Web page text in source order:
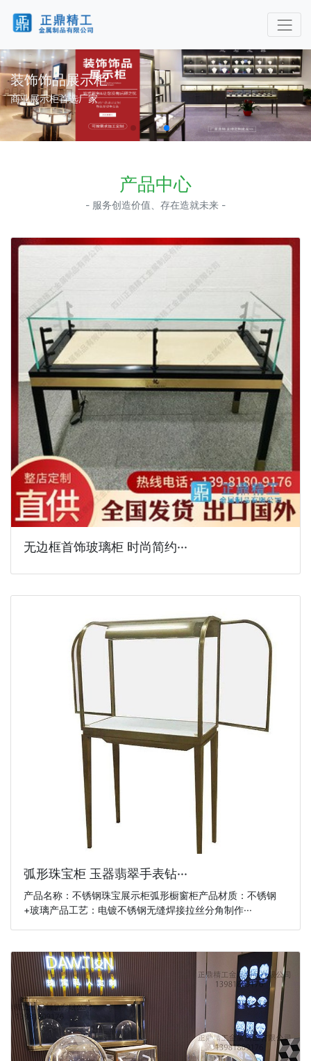
装饰饰品展示柜
商业展示柜首选厂家
产品中心
- 服务创造价值、存在造就未来 -
无边框首饰玻璃柜 时尚简约···
弧形珠宝柜 玉器翡翠手表钻···
产品名称：不锈钢珠宝展示柜弧形橱窗柜产品材质：不锈钢
+玻璃产品工艺：电镀不锈钢无缝焊接拉丝分角制作···